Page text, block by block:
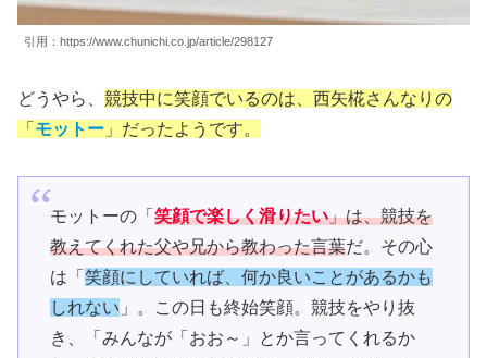
引用：https://www.chunichi.co.jp/article/298127
どうやら、 競技中に笑顔でいるのは、西矢椛さんなりの
「 モットー 」だったようです。
モットーの「 笑顔で楽しく滑りたい」は、競技を
教えてくれた父や兄から教わった言葉だ。その心
は「 笑顔にしていれば、何か良いことがあるかも
しれない 」。この日も終始笑顔。競技をやり抜
き、「みんなが「おお～」とか言ってくれるか